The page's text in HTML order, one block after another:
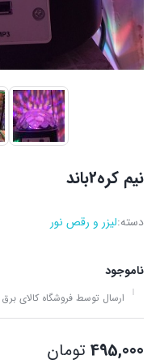
نیم کره2باند
دسته:لیزر و رقص نور
ناموجود
ارسال توسط فروشگاه کالای
495,000 تومان